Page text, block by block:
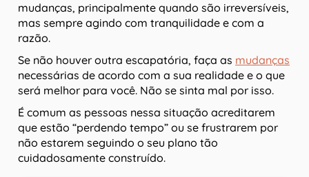
mudanças, principalmente quando são irreversíveis,
mas sempre agindo com tranquilidade e com a
razão.
Se não houver outra escapatória, faça as mudanças
necessárias de acordo com a sua realidade e o que
será melhor para você. Não se sinta mal por isso.
É comum as pessoas nessa situação acreditarem
que estão “perdendo tempo” ou se frustrarem por
não estarem seguindo o seu plano tão
cuidadosamente construído.